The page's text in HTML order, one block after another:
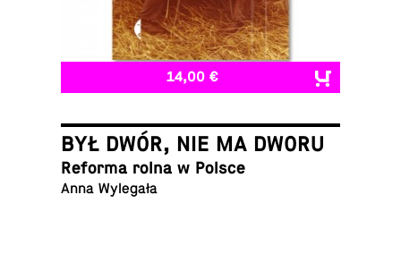
14,00 €
BYŁ DWÓR, NIE MA DWORU
Reforma rolna w Polsce
Anna Wylegała